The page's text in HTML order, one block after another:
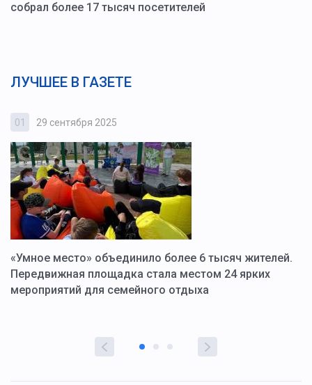
собрал более 17 тысяч посетителей
ЛУЧШЕЕ В ГАЗЕТЕ
01 29 сентября 2025
«Умное место» объединило более 6 тысяч жителей.
Передвижная площадка стала местом 24 ярких
мероприятий для семейного отдыха